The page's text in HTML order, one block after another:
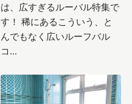
は、広すぎるルーバル特集で
す！ 稀にあるこういう、と
んでもなく広いルーフバル
コ...